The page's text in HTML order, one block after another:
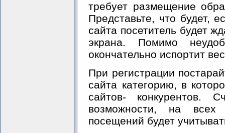
требует размещение
Представьте, что будет,
сайта посетитель будет
экрана. Помимо
окончательно испортит
При регистрации
сайта категорию, в
сайтов- конкурентов.
возможности, на всех
посещений будет